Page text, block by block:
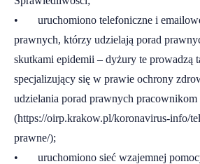
• uruchomiono telefoniczne i
prawnych, którzy udzielają porad
skutkami epidemii – dyżury te prowadzą
specjalizujący się w prawie ochrony
udzielania porad prawnych pracownikom
(https://oirp.krakow.pl/koronavirus-info/
prawne/);
• uruchomiono sieć wzajemnej